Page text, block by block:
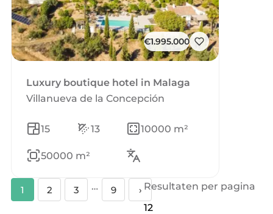
€1.995.000
Luxury boutique hotel in Malaga
Villanueva de la Concepción
15 13 10000 m²
50000 m²
1 2 3 … 9 › Resultaten per pagina